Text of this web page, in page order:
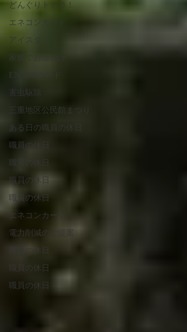
どんぐりトトロ！
エネコンカード
アイスタン
家族でお出かけ
ENCONカード
害虫駆除
三重地区公民館まつり
ある日の職員の休日
職員の休日
職員の休日
職員の休日
職員の休日
エネコンカード
電力削減のご提案
職員の休日
職員の休日
職員の休日